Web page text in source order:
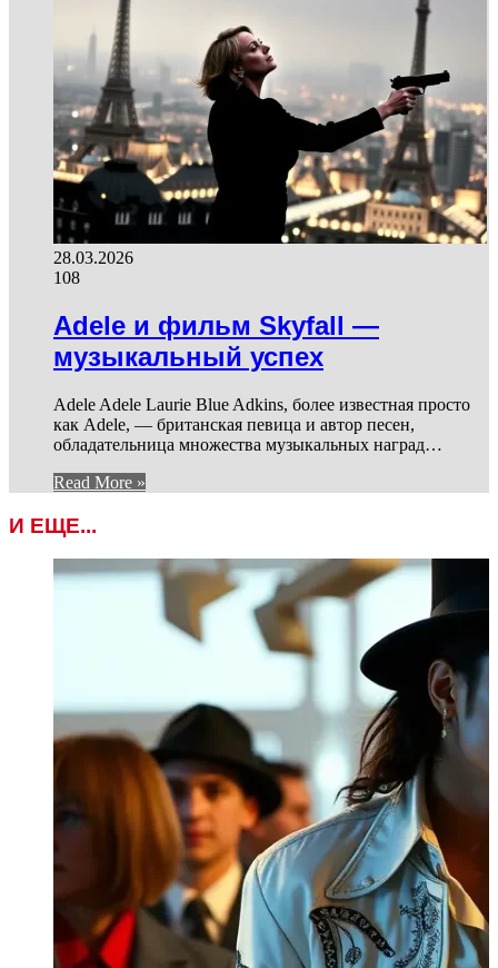
28.03.2026
108
Adele и фильм Skyfall —
музыкальный успех
Adele Adele Laurie Blue Adkins, более известная просто
как Adele, — британская певица и автор песен,
обладательница множества музыкальных наград…
Read More »
И ЕЩЕ...